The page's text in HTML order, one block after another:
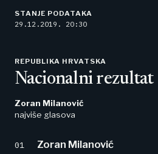
STANJE PODATAKA
29.12.2019. 20:30
REPUBLIKA HRVATSKA
Nacionalni rezultat
Zoran Milanović
najviše glasova
01 Zoran Milanović